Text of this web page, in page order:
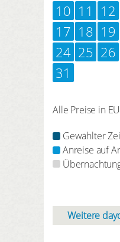
10 11 12
17 18 19
24 25 26
31
Alle Preise in
Gewählter
Anreise auf
Weitere